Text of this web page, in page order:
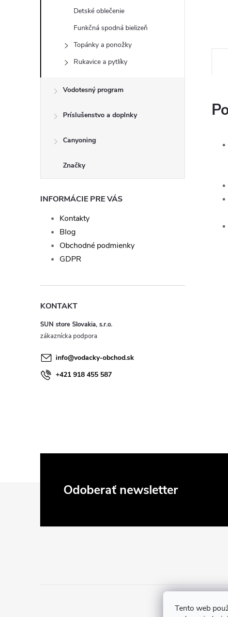
Tento web
Detské oblečenie
Funkčná spodná bielizeň
Topánky a ponožky
Rukavice a pytlíky
Vodotesný program
Príslušenstvo a doplnky
Canyoning
Značky
INFORMÁCIE PRE VÁS
Kontakty
Blog
Obchodné podmienky
GDPR
KONTAKT
SUN store Slovakia, s.r.o.
info@vodacky-obchod.sk
+421 918 455 587
Odoberať newsletter